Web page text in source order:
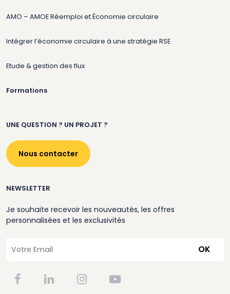
AMO – AMOE Réemploi et Économie circulaire
Intégrer l’économie circulaire à une stratégie RSE
Etude & gestion des flux
Formations
UNE QUESTION ? UN PROJET ?
Nous contacter
NEWSLETTER
Je souhaite recevoir les nouveautés, les offres
personnalisées et les exclusivités
OK